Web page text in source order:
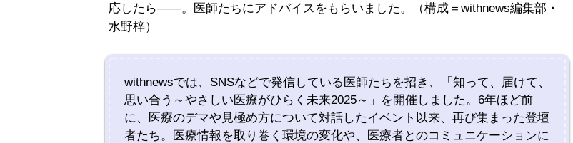
応したら――。医師たちにアドバイスをもらいました。（構成＝withnews編集部・
水野梓）
withnewsでは、SNSなどで発信している医師たちを招き、「知って、届けて、
思い合う～やさしい医療がひらく未来2025～」を開催しました。6年ほど前
に、医療のデマや見極め方について対話したイベント以来、再び集まった登壇
者たち。医療情報を取り巻く環境の変化や、医療者とのコミュニケーションに